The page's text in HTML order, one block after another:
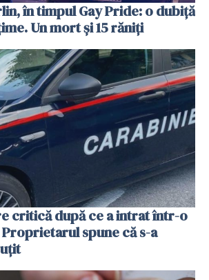
în timpul Gay Pride: o dubiță
Un mort și 15 răniți
critică după ce a intrat într-o
spune că s-a